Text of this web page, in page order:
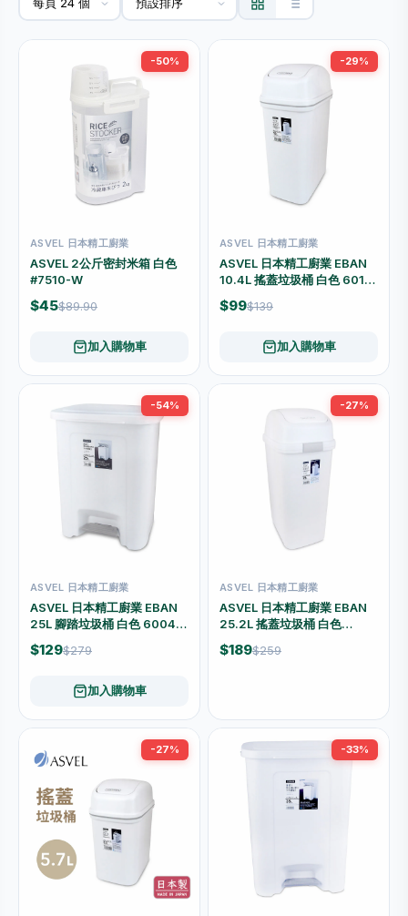
-50%
ASVEL 日本精工廚業
ASVEL 2公斤密封米箱 白色
#7510-W
$45$89.90
加入購物車
-29%
ASVEL 日本精工廚業
ASVEL 日本精工廚業 EBAN
10.4L 搖蓋垃圾桶 白色 6015-
W
$99$139
加入購物車
-54%
ASVEL 日本精工廚業
ASVEL 日本精工廚業 EBAN
25L 腳踏垃圾桶 白色 6004-
W
$129$279
加入購物車
-27%
售罄
ASVEL 日本精工廚業
ASVEL 日本精工廚業 EBAN
25.2L 搖蓋垃圾桶 白色
6017-W
$189$259
-27% -33%